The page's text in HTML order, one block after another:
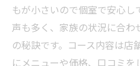
もが小さいので個室で安心し
声も多く、家族の状況に合
の秘訣です。コース内容は店
にメニューや価格、口コミを